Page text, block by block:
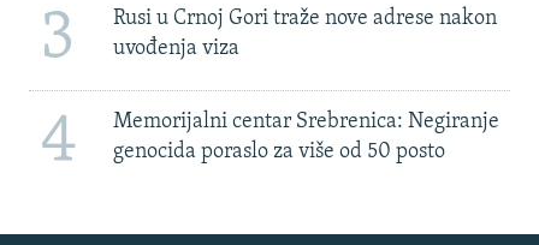
3
Rusi u Crnoj Gori traže nove adrese nakon
uvođenja viza
4
Memorijalni centar Srebrenica: Negiranje
genocida poraslo za više od 50 posto